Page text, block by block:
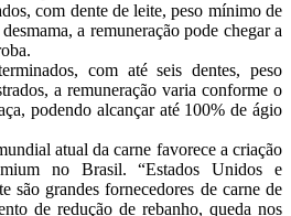
com dente de leite, peso mínimo de
a remuneração pode chegar a
com até seis dentes, peso
a remuneração varia conforme o
podendo alcançar até 100% de ágio
atual da carne favorece a criação
no Brasil. “Estados Unidos e
são grandes fornecedores de carne de
de redução de rebanho, queda nos